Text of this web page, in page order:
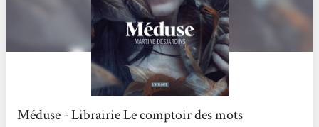
Méduse - Librairie Le comptoir des mots